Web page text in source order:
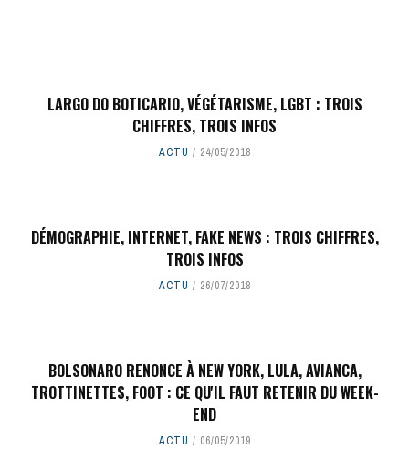
LARGO DO BOTICARIO, VÉGÉTARISME, LGBT : TROIS
CHIFFRES, TROIS INFOS
ACTU 24/05/2018
DÉMOGRAPHIE, INTERNET, FAKE NEWS : TROIS CHIFFRES,
TROIS INFOS
ACTU 26/07/2018
BOLSONARO RENONCE À NEW YORK, LULA, AVIANCA,
TROTTINETTES, FOOT : CE QU'IL FAUT RETENIR DU WEEK-
END
ACTU 06/05/2019